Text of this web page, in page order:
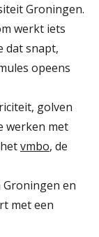
Groningen.
werkt iets
dat snapt,
opeens
golven
werken met
vmbo, de
Groningen en
met een